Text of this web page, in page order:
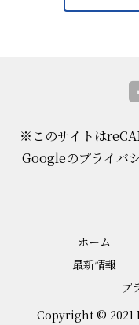
※このサイトは
Googleのプライバ
ホーム
最新情報
プ
Copyright © 2021